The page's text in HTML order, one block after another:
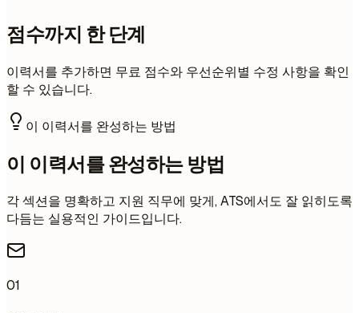
점수까지 한 단계
이력서를 추가하면 무료 점수와 우선순위별 수정 사항을 확인
할 수 있습니다.
이 이력서를 완성하는 방법
이 이력서를 완성하는 방법
각 섹션을 명확하고 지원 직무에 맞게, ATS에서도 잘 읽히도록
다듬는 실용적인 가이드입니다.
01